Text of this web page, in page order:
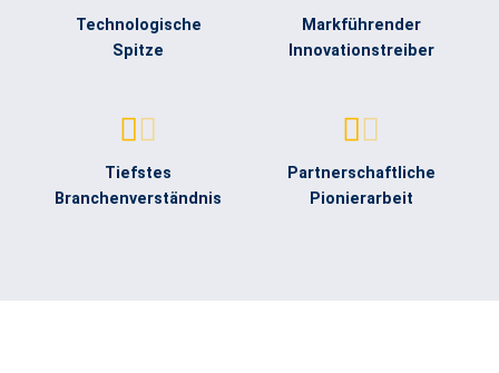
Technologische
Spitze
Markführender
Innovationstreiber
Tiefstes
Branchenverständnis
Partnerschaftliche
Pionierarbeit